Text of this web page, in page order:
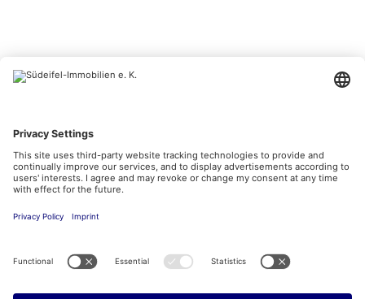
Impressum